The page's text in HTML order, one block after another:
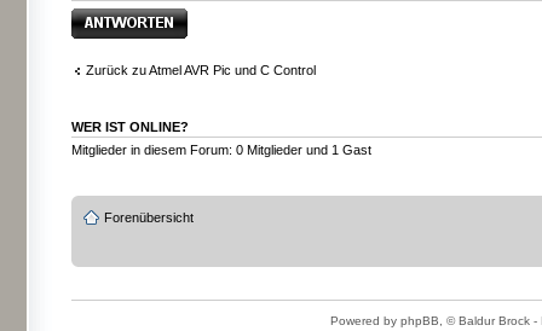
Antwort erstellen
Zurück zu Atmel AVR Pic und C Control
WER IST ONLINE?
Mitglieder in diesem Forum: 0 Mitglieder und 1 Gast
Forenübersicht
Powered by phpBB, © Baldur Brock